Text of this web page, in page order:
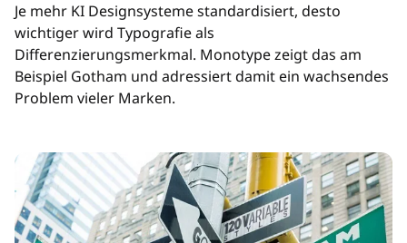
Je mehr KI Designsysteme standardisiert, desto
wichtiger wird Typografie als
Differenzierungsmerkmal. Monotype zeigt das am
Beispiel Gotham und adressiert damit ein wachsendes
Problem vieler Marken.